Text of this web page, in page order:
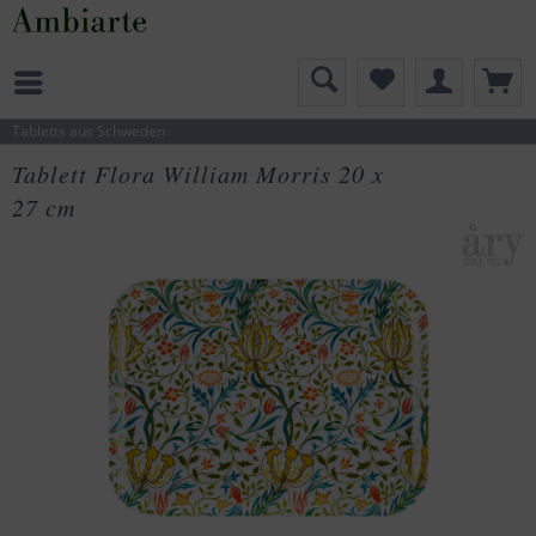
Tabletts aus Schweden
Tablett Flora William Morris 20 x
27 cm